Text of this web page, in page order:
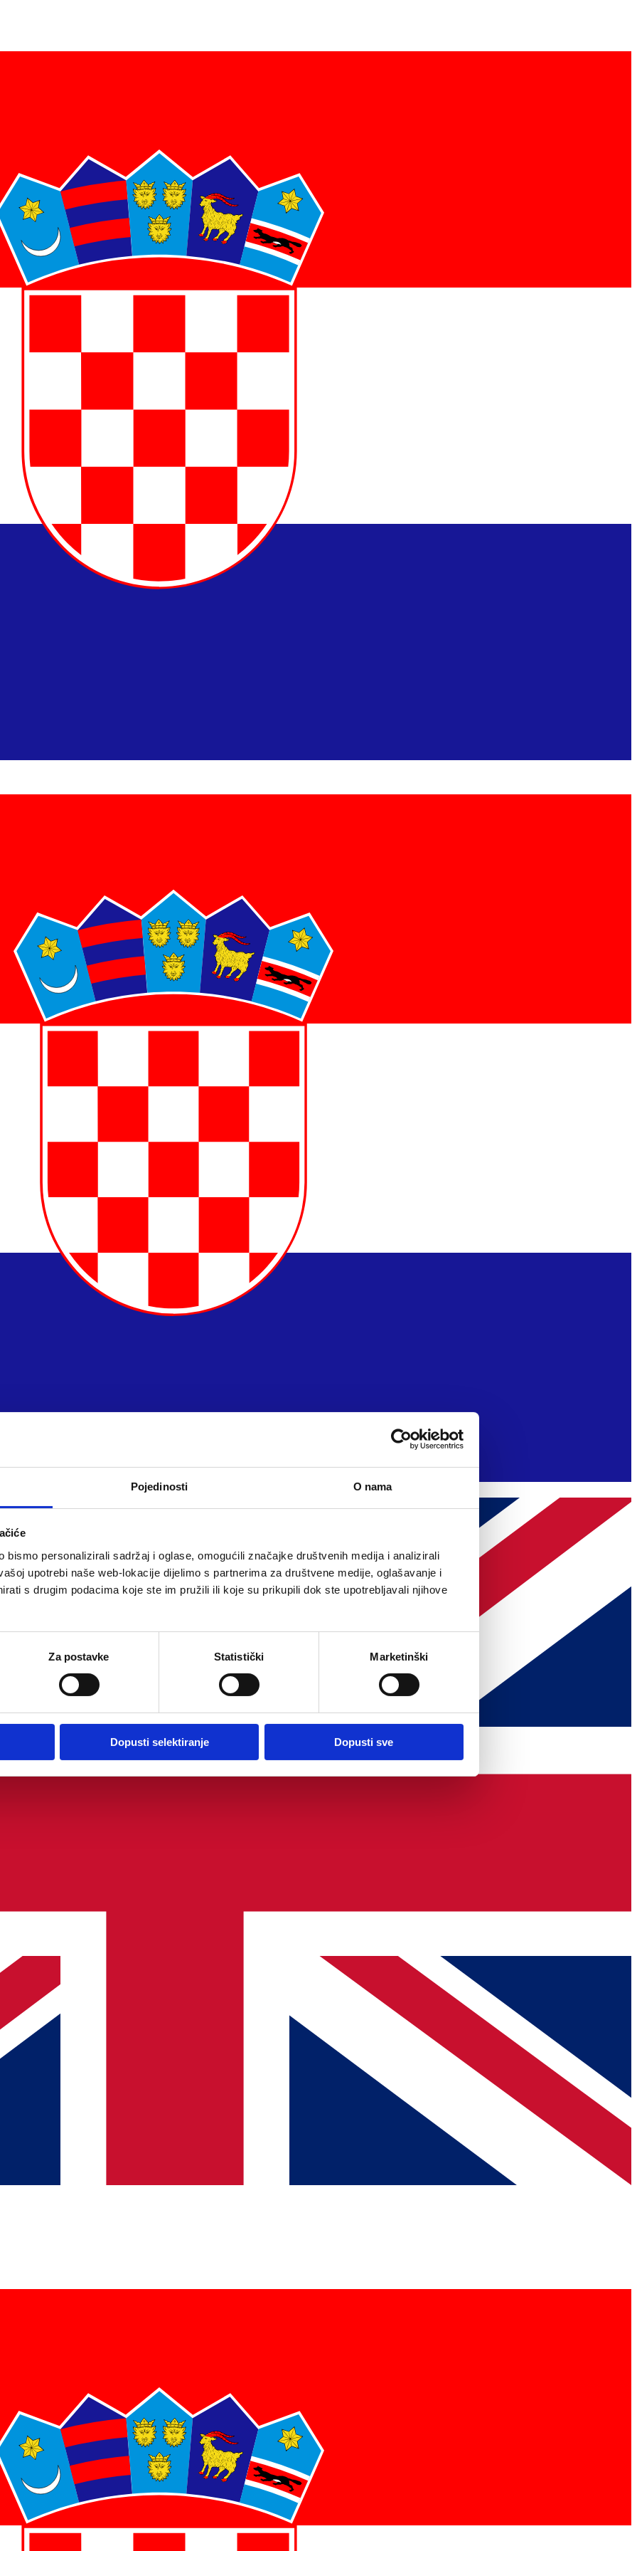
Pojedinosti O nama
bismo personalizirali sadržaj i oglase, omogućili značajke društvenih medija i analizirali
upotrebi naše web-lokacije dijelimo s partnerima za društvene medije, oglašavanje i
s drugim podacima koje ste im pružili ili koje su prikupili dok ste upotrebljavali njihove
Za postavke Statistički Marketinški
Dopusti selektiranje Dopusti sve